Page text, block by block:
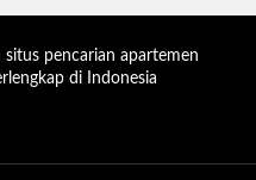
situs pencarian apartemen
di Indonesia